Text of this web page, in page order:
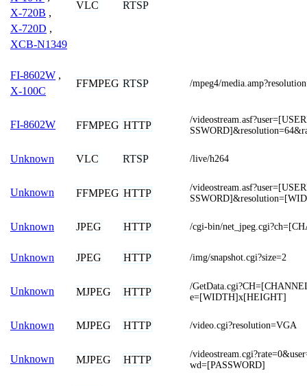
X-720B ,
X-720D ,
XCB-N1349
VLC RTSP
FI-8602W ,
X-100C
FFMPEG RTSP /mpeg4/
FI-8602W FFMPEG HTTP
/
Unknown VLC RTSP /live/h264
Unknown FFMPEG HTTP
/
Unknown JPEG HTTP /cgi-bin/
Unknown JPEG HTTP /img/snapshot.cgi?size=2
Unknown MJPEG HTTP
/
e=[WIDTH]x[HEIGHT]
Unknown MJPEG HTTP /video.cgi?resolution=VGA
Unknown MJPEG HTTP
/
wd=[PASSWORD]